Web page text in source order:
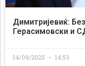
Димитријевиќ:
Герасимовски и
14/09/2025 14:53